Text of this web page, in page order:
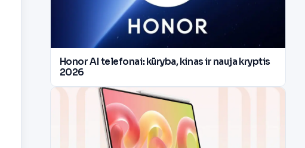
Honor AI telefonai: kūryba, kinas ir nauja kryptis
2026